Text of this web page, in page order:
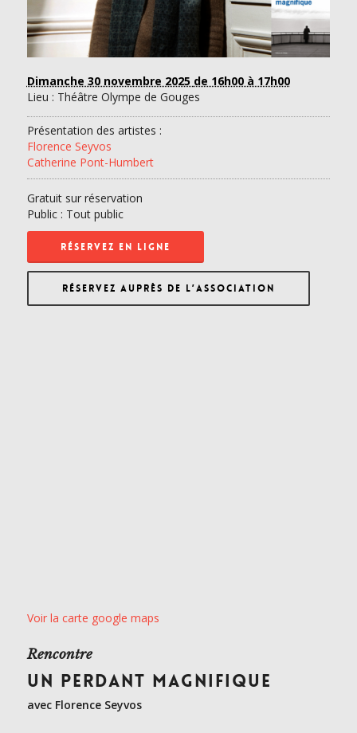
Dimanche 30 novembre 2025 de 16h00 à 17h00
Lieu : Théâtre Olympe de Gouges
Présentation des artistes :
Florence Seyvos
Catherine Pont-Humbert
Gratuit sur réservation
Public : Tout public
RÉSERVEZ EN LIGNE
RÉSERVEZ AUPRÈS DE L’ASSOCIATION
Voir la carte google maps
Rencontre
UN PERDANT MAGNIFIQUE
avec Florence Seyvos